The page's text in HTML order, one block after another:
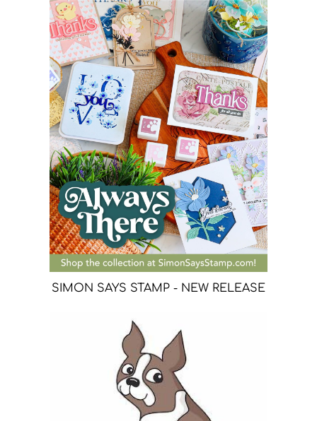
SIMON SAYS STAMP - NEW RELEASE